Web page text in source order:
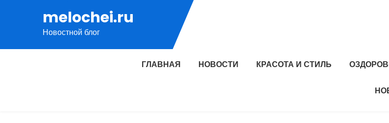
содержимому
melochei.ru
Новостной блог
ГЛАВНАЯ НОВОСТИ КРАСОТА И СТИЛЬ